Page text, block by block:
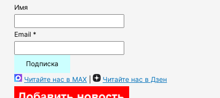
Имя
Email *
Читайте нас в MAX | Читайте нас в Дзен